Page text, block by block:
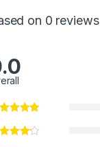
on 0 reviews
6.00 €